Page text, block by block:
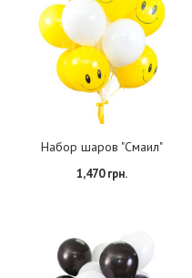
Набор шаров "Смаил"
1,470 грн.